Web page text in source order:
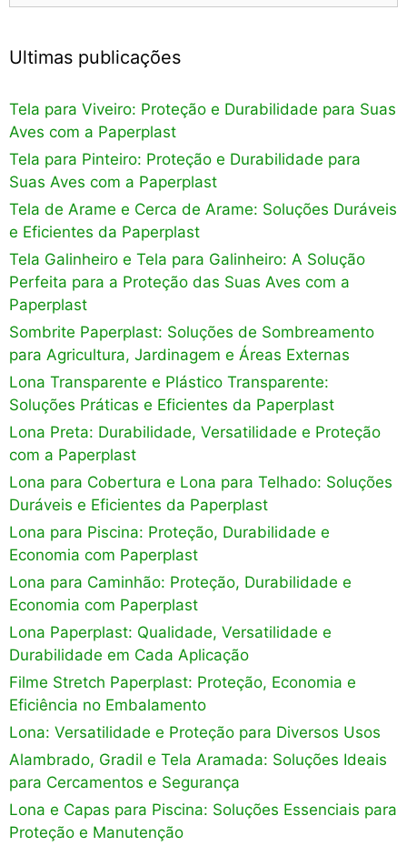
Ultimas publicações
Tela para Viveiro: Proteção e Durabilidade para Suas
Aves com a Paperplast
Tela para Pinteiro: Proteção e Durabilidade para
Suas Aves com a Paperplast
Tela de Arame e Cerca de Arame: Soluções Duráveis
e Eficientes da Paperplast
Tela Galinheiro e Tela para Galinheiro: A Solução
Perfeita para a Proteção das Suas Aves com a
Paperplast
Sombrite Paperplast: Soluções de Sombreamento
para Agricultura, Jardinagem e Áreas Externas
Lona Transparente e Plástico Transparente:
Soluções Práticas e Eficientes da Paperplast
Lona Preta: Durabilidade, Versatilidade e Proteção
com a Paperplast
Lona para Cobertura e Lona para Telhado: Soluções
Duráveis e Eficientes da Paperplast
Lona para Piscina: Proteção, Durabilidade e
Economia com Paperplast
Lona para Caminhão: Proteção, Durabilidade e
Economia com Paperplast
Lona Paperplast: Qualidade, Versatilidade e
Durabilidade em Cada Aplicação
Filme Stretch Paperplast: Proteção, Economia e
Eficiência no Embalamento
Lona: Versatilidade e Proteção para Diversos Usos
Alambrado, Gradil e Tela Aramada: Soluções Ideais
para Cercamentos e Segurança
Lona e Capas para Piscina: Soluções Essenciais para
Proteção e Manutenção